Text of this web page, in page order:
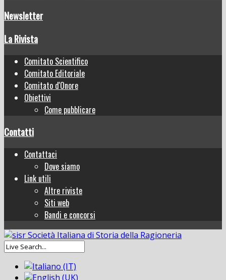
Newsletter
La Rivista
Comitato Scientifico
Comitato Editoriale
Comitato d'Onore
Obiettivi
Come pubblicare
Contatti
Contattaci
Dove siamo
Link utili
Altre riviste
Siti web
Bandi e concorsi